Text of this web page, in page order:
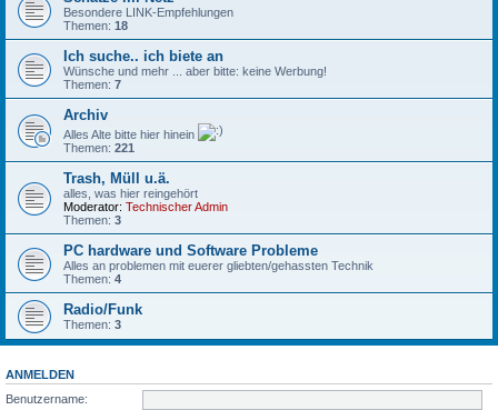
Besondere LINK-Empfehlungen
Themen: 18
Ich suche.. ich biete an
Wünsche und mehr ... aber bitte: keine Werbung!
Themen: 7
Archiv
Alles Alte bitte hier hinein
Themen: 221
Trash, Müll u.ä.
alles, was hier reingehört
Moderator: Technischer Admin
Themen: 3
PC hardware und Software Probleme
Alles an problemen mit euerer gliebten/gehassten Technik
Themen: 4
Radio/Funk
Themen: 3
ANMELDEN
Benutzername: